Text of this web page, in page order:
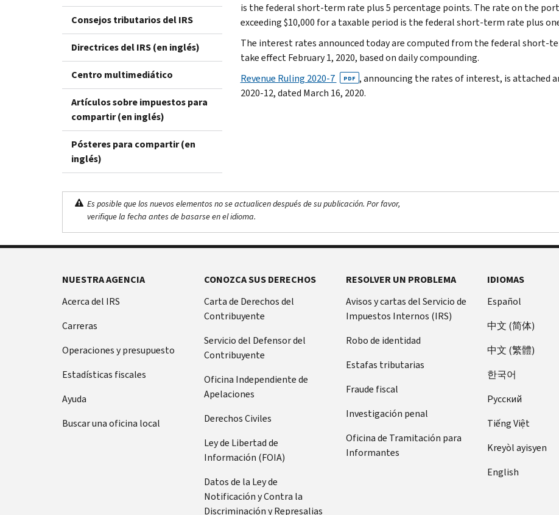
Consejos tributarios del IRS
Directrices del IRS (en inglés)
Centro multimediático
Artículos sobre impuestos para
compartir (en inglés)
Pósteres para compartir (en
inglés)
is the federal short-term rate plus 5 percentage points. The rate on the
exceeding $10,000 for a taxable period is the federal short-term rate plus
The interest rates announced today are computed from the federal short-
take effect February 1, 2020, based on daily compounding.
Revenue Ruling 2020-7
PDF , announcing the rates of interest, is attached
2020-12, dated March 16, 2020.
Es posible que los nuevos elementos no se actualicen después de su publicación. Por favor,
verifique la fecha antes de basarse en el idioma.
NUESTRA AGENCIA
Acerca del IRS
Carreras
Operaciones y presupuesto
Estadísticas fiscales
Ayuda
Buscar una oficina local
CONOZCA SUS DERECHOS
Carta de Derechos del
Contribuyente
Servicio del Defensor del
Contribuyente
Oficina Independiente de
Apelaciones
Derechos Civiles
Ley de Libertad de
Información (FOIA)
Datos de la Ley de
Notificación y Contra la
Discriminación y Represalias
RESOLVER UN PROBLEMA
Avisos y cartas del Servicio de
Impuestos Internos (IRS)
Robo de identidad
Estafas tributarias
Fraude fiscal
Investigación penal
Oficina de Tramitación para
Informantes
IDIOMAS
Español
中文 (简体)
中文 (繁體)
한국어
Pусский
Tiếng Việt
Kreyòl ayisyen
English